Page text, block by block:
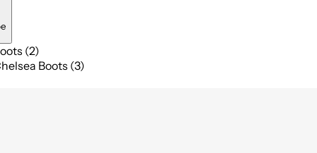
(2)
Boots (3)